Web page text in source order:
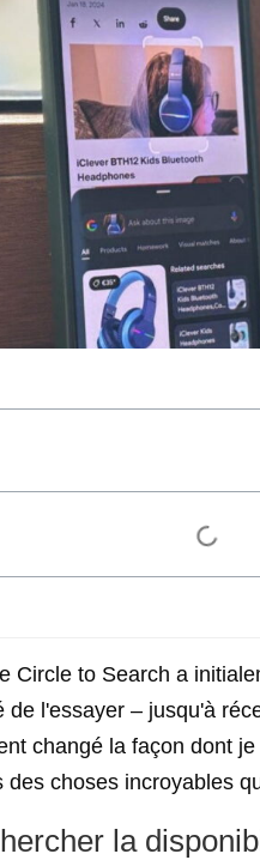
Circle to Search a
de l'essayer – jusqu'à
changé la façon dont
choses incroyables
la